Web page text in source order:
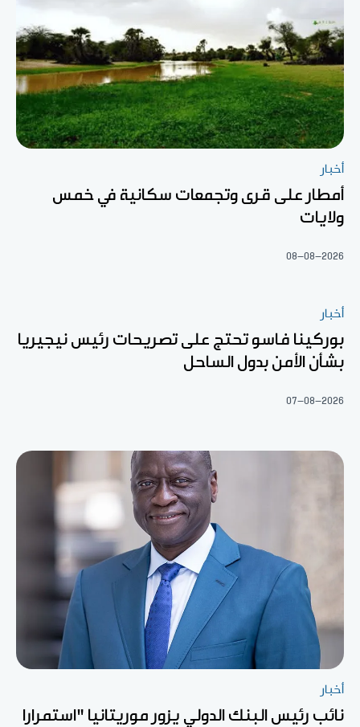
أخبار
أمطار على قرى وتجمعات سكانية في خمس
ولايات
08-08-2026
أخبار
بوركينا فاسو تحتج على تصريحات رئيس نيجيريا
بشأن الأمن بدول الساحل
07-08-2026
أخبار
نائب رئيس البنك الدولي يزور موريتانيا "استمرارا